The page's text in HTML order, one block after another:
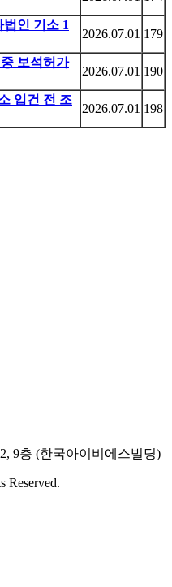
인 기소 1
2026.07.01 179
보석허가
2026.07.01 190
입건 전 조
2026.07.01 198
9층 (한국아이비에스빌딩)
Reserved.